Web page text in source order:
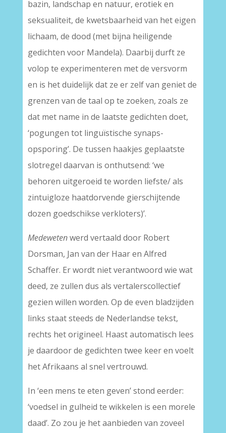
bazin, landschap en natuur, erotiek en
seksualiteit, de kwetsbaarheid van het eigen
lichaam, de dood (met bijna heiligende
gedichten voor Mandela). Daarbij durft ze
volop te experimenteren met de versvorm
en is het duidelijk dat ze er zelf van geniet de
grenzen van de taal op te zoeken, zoals ze
dat met name in de laatste gedichten doet,
‘pogungen tot linguïstische synaps-
opsporing’. De tussen haakjes geplaatste
slotregel daarvan is onthutsend: ‘we
behoren uitgeroeid te worden liefste/ als
zintuigloze haatdorvende gierschijtende
dozen goedschikse verkloters)’.
Medewetenwerd vertaald door Robert
Dorsman, Jan van der Haar en Alfred
Schaffer. Er wordt niet verantwoord wie wat
deed, ze zullen dus als vertalerscollectief
gezien willen worden. Op de even bladzijden
links staat steeds de Nederlandse tekst,
rechts het origineel. Haast automatisch lees
je daardoor de gedichten twee keer en voelt
het Afrikaans al snel vertrouwd.
In ‘een mens te eten geven’ stond eerder:
‘voedsel in gulheid te wikkelen is een morele
daad’. Zo zou je het aanbieden van zoveel